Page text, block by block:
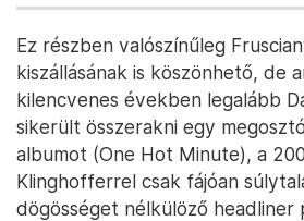
Ez részben valószínűleg
kiszállásának is köszönhető, de
kilencvenes években legalább
sikerült összerakni egy
albumot (One Hot Minute), a
Klinghofferrel csak fájóan
dögösséget nélkülöző headliner